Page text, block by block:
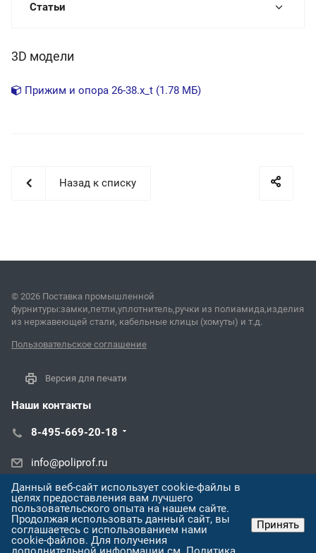
Статьи
3D модели
Прижим и опора 26-38.x_t (1.78 МБ)
Назад к списку
© 2026 Поставка промышленной
фурнитуры:замки,петли,уплотнитель,ручки из полиамида,изделия
из нержавеющей стали, кабельные клицы (хомуты) и т.д.
Пользовательское соглашение
Версия для печати
Наши контакты
8-495-669-20-18
info@poliprof.ru
ул. Торпедо, 45В
Данный веб-сайт использует cookie-файлы в
целях предоставления вам лучшего
пользовательского опыта на нашем сайте.
Продолжая использовать данный сайт, вы
соглашаетесь с использованием нами
cookie-файлов. Для получения
Принять